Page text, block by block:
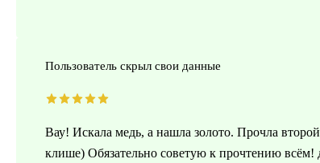
Пользователь скрыл свои данные
Вау! Искала медь, а нашла золото. Прочла
клише) Обязательно советую к прочтению